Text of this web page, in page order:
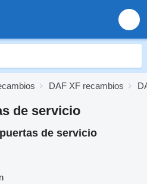
DAF XF recambios
de servicio
de servicio